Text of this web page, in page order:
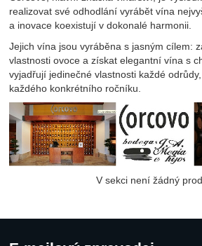
realizovat své odhodlání vyrábět vína
a inovace koexistují v dokonalé harmonii.
Jejich vína jsou vyráběna s jasným cílem:
vlastnosti ovoce a získat elegantní vína s
vyjadřují jedinečné vlastnosti každé
každého konkrétního ročníku.
V sekci není žádný